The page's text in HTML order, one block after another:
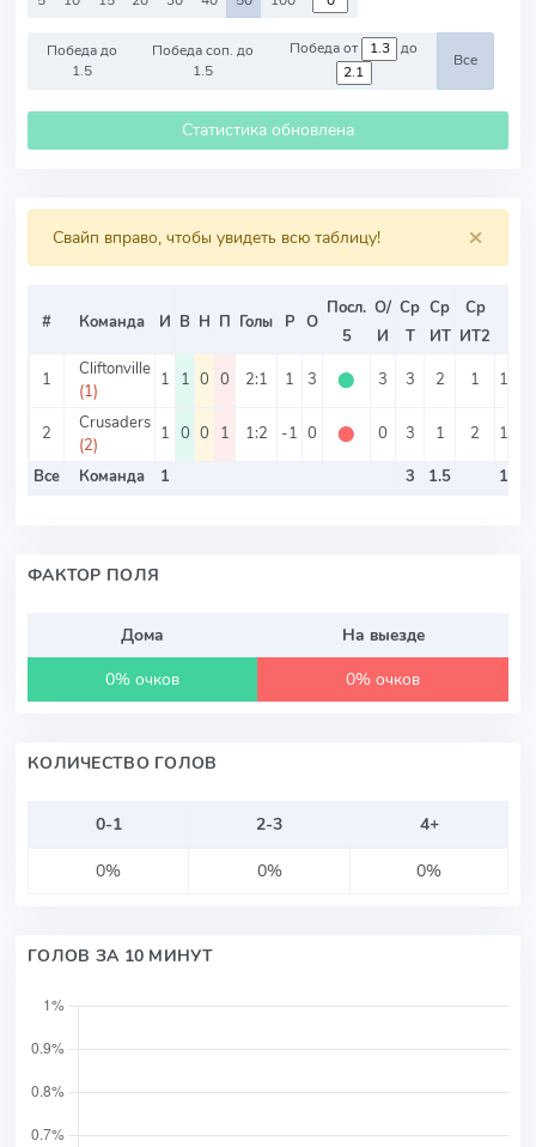
Победа до
1.5
Победа соп. до
1.5
Победа от до
Все
Статистика обновлена
×
Свайп вправо, чтобы увидеть всю таблицу!
# Команда И В Н П Голы Р О
Посл.
5
О/
И
Ср
Т
Ср
ИТ
Ср
ИТ2
1
Cliftonville
(1)
1 1 0 0 2:1 1 3 ⬤ 3 3 2 1
2
Crusaders
(2)
1 0 0 1 1:2 -1 0 ⬤ 0 3 1 2
Все
Команда 1 3 1.5
ФАКТОР ПОЛЯ
Дома
На выезде
0% очков
0% очков
КОЛИЧЕСТВО ГОЛОВ
0-1 2-3
4+
0%
0% 0%
ГОЛОВ ЗА 10 МИНУТ